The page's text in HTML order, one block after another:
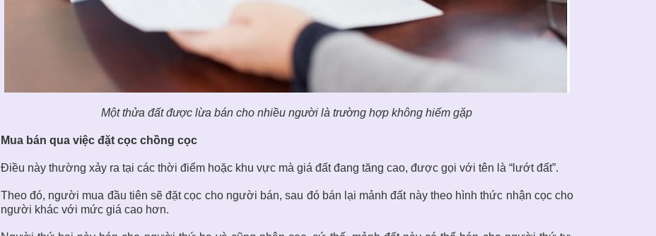
Một thửa đất được lừa bán cho nhiều người là trường hợp không hiếm gặp
Mua bán qua việc đặt cọc chồng cọc
Điều này thường xảy ra tại các thời điểm hoặc khu vực mà giá đất đang tăng cao, được gọi với tên là “lướt đất”.
Theo đó, người mua đầu tiên sẽ đặt cọc cho người bán, sau đó bán lại mảnh đất này theo hình thức nhận cọc cho
người khác với mức giá cao hơn.